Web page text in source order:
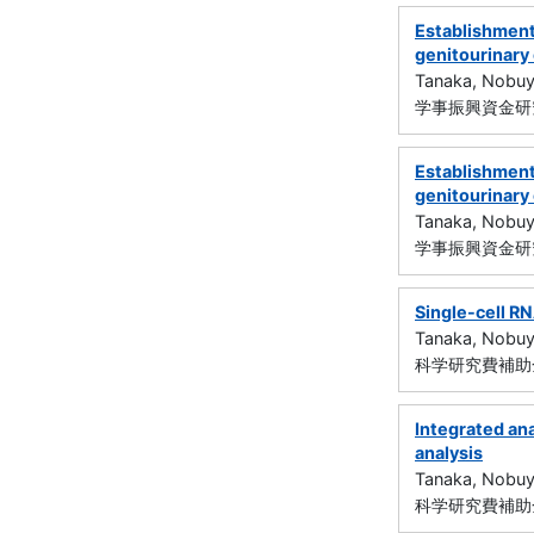
genitourinary
Tanaka,
学事振興資金
genitourinary
Tanaka,
学事振興資金
Single-cell
Tanaka,
科学研究費補
Integrated
analysis
Tanaka,
科学研究費補